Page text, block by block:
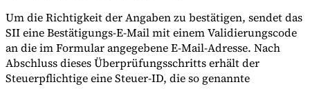
Um die Richtigkeit der Angaben zu bestätigen, sendet das
SII eine Bestätigungs-E-Mail mit einem Validierungscode
an die im Formular angegebene E-Mail-Adresse. Nach
Abschluss dieses Überprüfungsschritts erhält der
Steuerpflichtige eine Steuer-ID, die so genannte